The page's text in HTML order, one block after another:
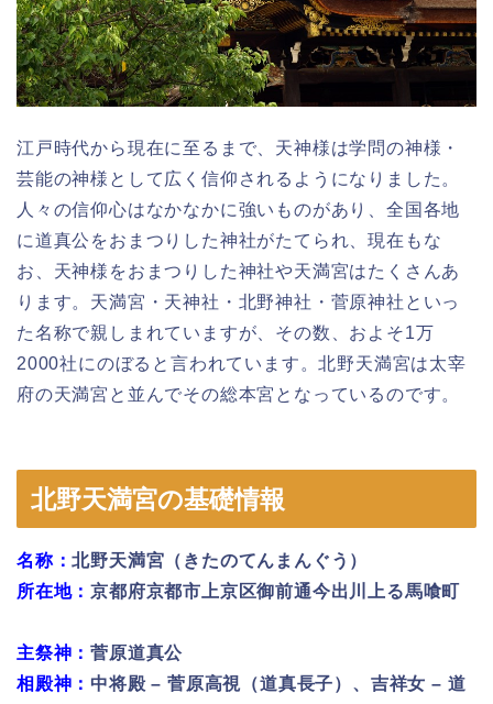
江戸時代から現在に至るまで、天神様は学問の神様・
芸能の神様として広く信仰されるようになりました。
人々の信仰心はなかなかに強いものがあり、全国各地
に道真公をおまつりした神社がたてられ、現在もな
お、天神様をおまつりした神社や天満宮はたくさんあ
ります。天満宮・天神社・北野神社・菅原神社といっ
た名称で親しまれていますが、その数、およそ1万
2000社にのぼると言われています。北野天満宮は太宰
府の天満宮と並んでその総本宮となっているのです。
北野天満宮の基礎情報
名称：北野天満宮（きたのてんまんぐう）
所在地：京都府京都市上京区御前通今出川上る馬喰町
主祭神：菅原道真公
相殿神： 中将殿 – 菅原高視（道真長子）、吉祥女 – 道